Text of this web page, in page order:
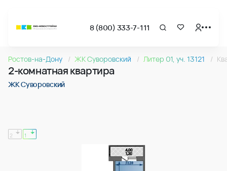
8 (800) 333-7-111
Квартира № 065 в ЖК Суворовский : подъезд 1, этаж 13,
2-комнатная квартира 68.80м2 в ЖК Суворовский,
2-комнатная квартира 68.80м2 в ЖК Суворовский,
Ростов-на-Дону ЖК Суворовский Литер 01, уч. 13121
2-комнатная квартира
ЖК Суворовский